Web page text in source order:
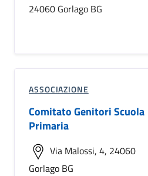
24060 Gorlago BG
ASSOCIAZIONE
Comitato Genitori Scuola
Primaria
Via Malossi, 4, 24060
Gorlago BG